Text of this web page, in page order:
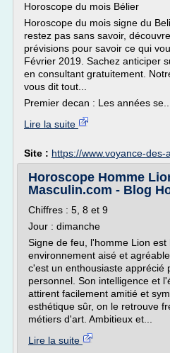
Horoscope du mois Bélier
Horoscope du mois signe du
restez pas sans savoir,
prévisions pour savoir ce qui
Février 2019. Sachez anticiper
en consultant gratuitement.
vous dit tout...
Premier decan : Les années se...
Lire la suite
Site : https://www.voyance-des-
Horoscope Homme
Masculin.com - Blog
Chiffres : 5, 8 et 9
Jour : dimanche
Signe de feu, l'homme Lion est
environnement aisé et
c'est un enthousiaste apprécié
personnel. Son intelligence et
attirent facilement amitié et
esthétique sûr, on le retrouve
métiers d'art. Ambitieux et...
Lire la suite